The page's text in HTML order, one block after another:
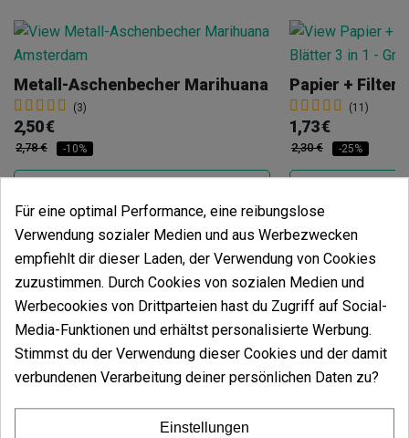
Metall-Aschenbecher Marihuana
(3)
2,50 €
2,78 € -10%
In den Warenkorb
(11)
1,73 €
2,30 € -25%
Für eine optimal Performance, eine reibungslose
Verwendung sozialer Medien und aus Werbezwecken
empfiehlt dir dieser Laden, der Verwendung von Cookies
zuzustimmen. Durch Cookies von sozialen Medien und
Werbecookies von Drittparteien hast du Zugriff auf Social-
Media-Funktionen und erhältst personalisierte Werbung.
Stimmst du der Verwendung dieser Cookies und der damit
verbundenen Verarbeitung deiner persönlichen Daten zu?
Einstellungen